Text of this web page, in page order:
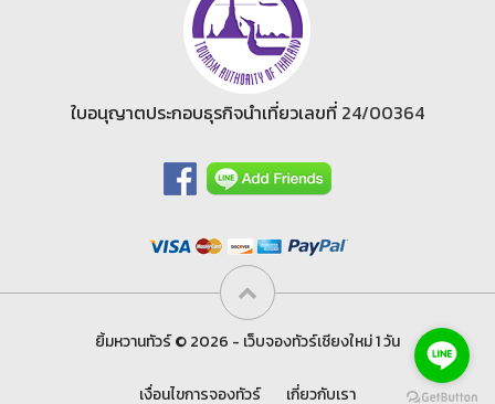
ใบอนุญาตประกอบธุรกิจนำเที่ยวเลขที่ 24/00364
ยิ้มหวานทัวร์ © 2026 - เว็บจองทัวร์เชียงใหม่ 1 วัน
เงื่อนไขการจองทัวร์ เกี่ยวกับเรา